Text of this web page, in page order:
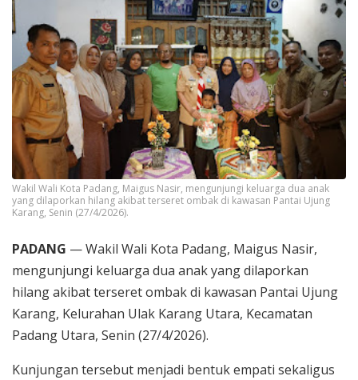
Wakil Wali Kota Padang, Maigus Nasir, mengunjungi keluarga dua anak
yang dilaporkan hilang akibat terseret ombak di kawasan Pantai Ujung
Karang, Senin (27/4/2026).
PADANG — Wakil Wali Kota Padang, Maigus Nasir,
mengunjungi keluarga dua anak yang dilaporkan
hilang akibat terseret ombak di kawasan Pantai Ujung
Karang, Kelurahan Ulak Karang Utara, Kecamatan
Padang Utara, Senin (27/4/2026).
Kunjungan tersebut menjadi bentuk empati sekaligus